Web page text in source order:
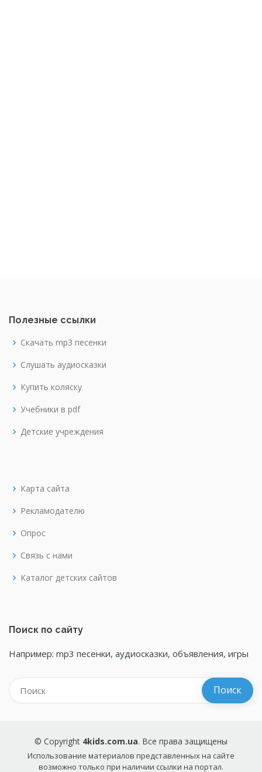
Полезные ссылки
Скачать mp3 песенки
Слушать аудиосказки
Купить коляску
Учебники в pdf
Детские учреждения
Карта сайта
Рекламодателю
Опрос
Связь с нами
Каталог детских сайтов
Поиск по сайту
Например: mp3 песенки, аудиосказки, объявления, игры
© Copyright 4kids.com.ua. Все права защищены
Использование материалов представленных на сайте
возможно только при наличии ссылки на портал.